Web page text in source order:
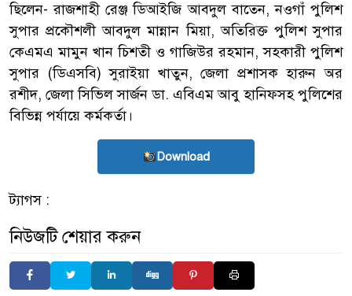
ছিলেন- রাজশাহী রেঞ্জ ডিআইজি আবদুল বাতেন, নওগাঁ পুলিশ
সুপার প্রকৌশলী আবদুল মান্নান মিয়া, অতিরিক্ত পুলিশ সুপার
কেএমএ মামুন খান চিশতী ও গাজিউর রহমান, সহকারী পুলিশ
সুপার (ডিএসবি) সুরাইয়া খাতুন, জেলা প্রশাসক হারুন অর
রশীদ, জেলা সিভিল সার্জন ডা. এবিএম আবু হানিফসহ পুলিশের
বিভিন্ন পর্যায়ে কর্মকর্তা।
Download
ট্যাগস :
নিউজটি শেয়ার করুন